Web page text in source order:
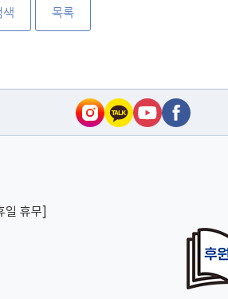
색 목록
휴무]